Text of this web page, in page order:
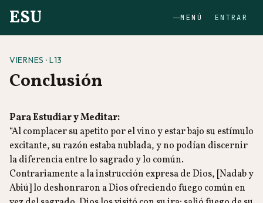
ESU MENÚ ENTRAR
VIERNES · L13
Conclusión
Para Estudiar y Meditar:
“Al complacer su apetito por el vino y estar bajo su estímulo
excitante, su razón estaba nublada, y no podían discernir
la diferencia entre lo sagrado y lo común.
Contrariamente a la instrucción expresa de Dios, [Nadab y
Abiú] lo deshonraron a Dios ofreciendo fuego común en